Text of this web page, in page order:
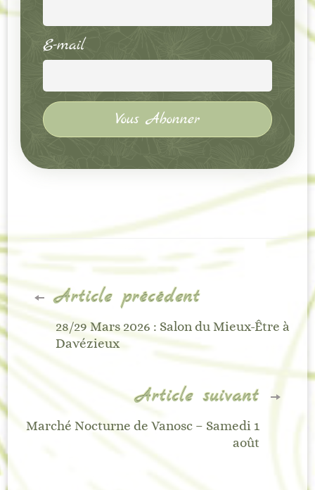
E-mail
Navigation
d'article
Article précédent
28/29 Mars 2026 : Salon du Mieux-Être à
Davézieux
Article suivant
Marché Nocturne de Vanosc – Samedi 1
août